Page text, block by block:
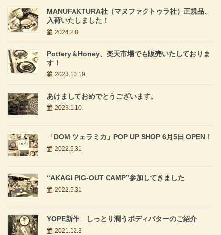
MANUFAKTURA社（マヌファクトゥラ社）正規品、
入荷いたしました！
2024.2.8
Pottery＆Honey、楽天市場でも販売いたしておりま
す！
2023.10.19
あけましておめでとうございます。
2023.1.10
「DOM ツェラミカ」POP UP SHOP 6月5日 OPEN！
2022.5.31
“AKAGI PIG-OUT CAMP”参加してきました
2022.5.31
YOPE新作 しっとり潤うボディバターのご紹介
2021.12.3